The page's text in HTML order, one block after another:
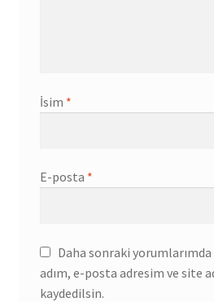
İsim *
E-posta *
Daha sonraki
adım, e-posta adresim ve site
kaydedilsin.